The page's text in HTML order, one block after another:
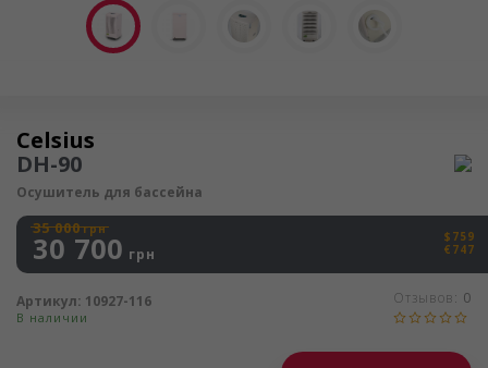
Осушитель воздуха
Celsius
DH-90
Осушитель для бассейна
35 000грн
30 700 грн
$759
€747
В наличии
Отзывов: 0
Артикул: 10927-116